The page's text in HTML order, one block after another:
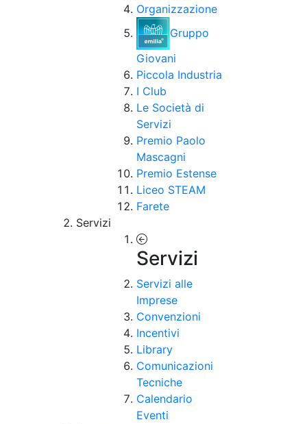
Organizzazione
Gruppo
Giovani
Piccola Industria
I Club
Le Società di
Servizi
Premio Paolo
Mascagni
Premio Estense
Liceo STEAM
Farete
Servizi
Servizi
Servizi alle
Imprese
Convenzioni
Incentivi
Library
Comunicazioni
Tecniche
Calendario
Eventi